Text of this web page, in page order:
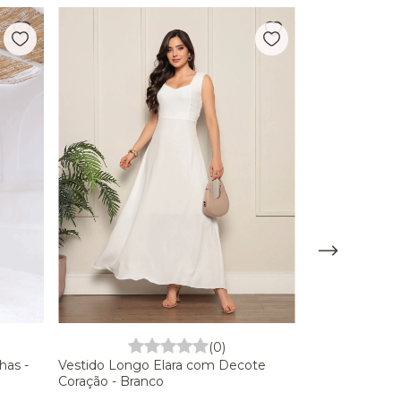
-
(0)
Vestido Longo Elara com Decote
Coração - Branco